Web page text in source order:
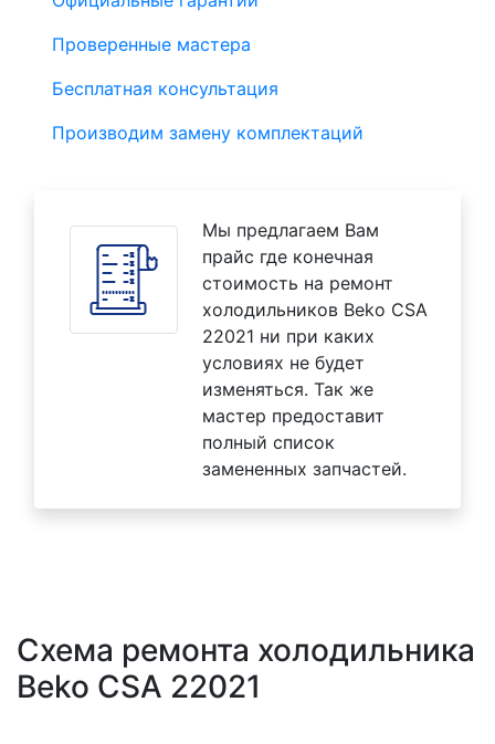
Проверенные мастера
Бесплатная консультация
Производим замену комплектаций
Мы предлагаем Вам
прайс где конечная
стоимость на ремонт
холодильников Beko CSA
22021 ни при каких
условиях не будет
изменяться. Так же
мастер предоставит
полный список
замененных запчастей.
Схема ремонта холодильника
Beko CSA 22021